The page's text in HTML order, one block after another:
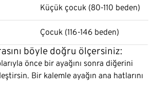
Küçük çocuk (80-110 beden)
Çocuk (116-146 beden)
böyle doğru ölçersiniz:
önce bir ayağını sonra diğerini
Bir kalemle ayağın ana hatlarını